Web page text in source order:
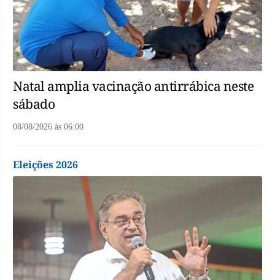
Natal amplia vacinação antirrábica neste
sábado
08/08/2026 às 06:00
Eleições 2026